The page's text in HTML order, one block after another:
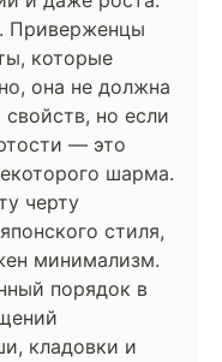
. Приверженцы
которые
она не должна
но если
— это
шарма.
черту
стиля,
минимализм.
порядок в
кладовки и